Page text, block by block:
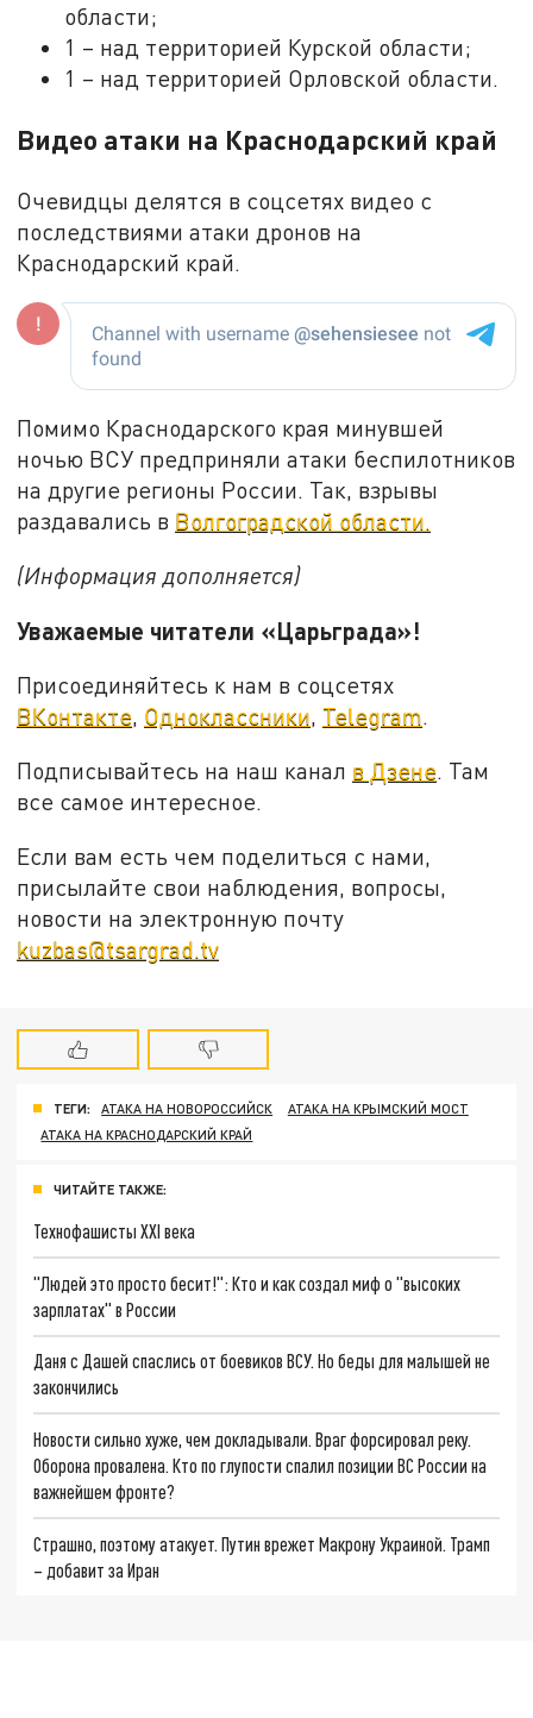
области;
1 – над территорией Курской области;
1 – над территорией Орловской области.
Видео атаки на Краснодарский край
Очевидцы делятся в соцсетях видео с
последствиями атаки дронов на
Краснодарский край.
Помимо Краснодарского края минувшей
ночью ВСУ предприняли атаки беспилотников
на другие регионы России. Так, взрывы
раздавались в Волгоградской области.
(Информация дополняется)
Уважаемые читатели «Царьграда»!
Присоединяйтесь к нам в соцсетях
ВКонтакте, Одноклассники, Telegram.
Подписывайтесь на наш канал в Дзене. Там
все самое интересное.
Если вам есть чем поделиться с нами,
присылайте свои наблюдения, вопросы,
новости на электронную почту
kuzbas@tsargrad.tv
ТЕГИ: АТАКА НА НОВОРОССИЙСК
АТАКА НА КРЫМСКИЙ МОСТ
АТАКА НА КРАСНОДАРСКИЙ КРАЙ
ЧИТАЙТЕ ТАКЖЕ:
Технофашисты XXI века
"Людей это просто бесит!": Кто и как создал миф о "высоких
зарплатах" в России
Даня с Дашей спаслись от боевиков ВСУ. Но беды для малышей не
закончились
Новости сильно хуже, чем докладывали. Враг форсировал реку.
Оборона провалена. Кто по глупости спалил позиции ВС России на
важнейшем фронте?
Страшно, поэтому атакует. Путин врежет Макрону Украиной. Трамп
– добавит за Иран